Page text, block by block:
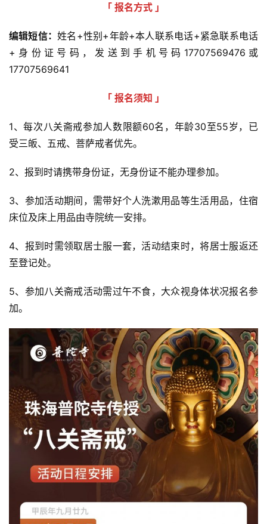
「 报名方式 」
编辑短信：姓名+性别+年龄+本人联系电话+紧急联系电话
+身份证号码，发送到手机号码17707569476或
17707569641
「 报名须知 」
1、每次八关斋戒参加人数限额60名，年龄30至55岁，已
受三皈、五戒、菩萨戒者优先。
2、报到时请携带身份证，无身份证不能办理参加。
3、参加活动期间，需带好个人洗漱用品等生活用品，住宿
床位及床上用品由寺院统一安排。
4、报到时需领取居士服一套，活动结束时，将居士服返还
至登记处。
5、参加八关斋戒活动需过午不食，大众视身体状况报名参
加。